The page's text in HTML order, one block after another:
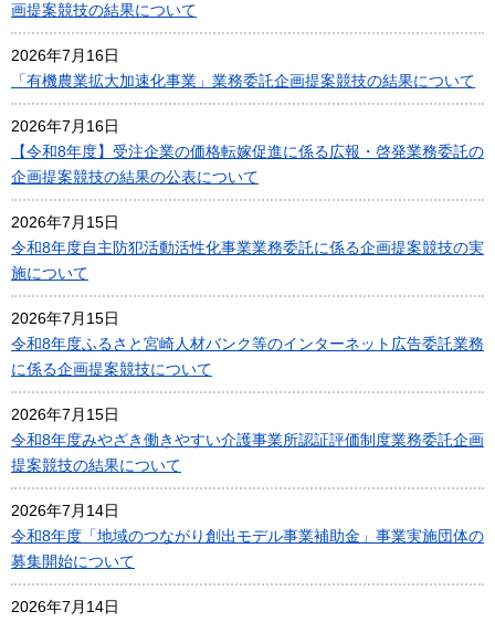
画提案競技の結果について
2026年7月16日
「有機農業拡大加速化事業」業務委託企画提案競技の結果について
2026年7月16日
【令和8年度】受注企業の価格転嫁促進に係る広報・啓発業務委託の
企画提案競技の結果の公表について
2026年7月15日
令和8年度自主防犯活動活性化事業業務委託に係る企画提案競技の実
施について
2026年7月15日
令和8年度ふるさと宮崎人材バンク等のインターネット広告委託業務
に係る企画提案競技について
2026年7月15日
令和8年度みやざき働きやすい介護事業所認証評価制度業務委託企画
提案競技の結果について
2026年7月14日
令和8年度「地域のつながり創出モデル事業補助金」事業実施団体の
募集開始について
2026年7月14日